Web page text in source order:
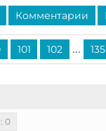
Комментарии
101 102 ... 135
0